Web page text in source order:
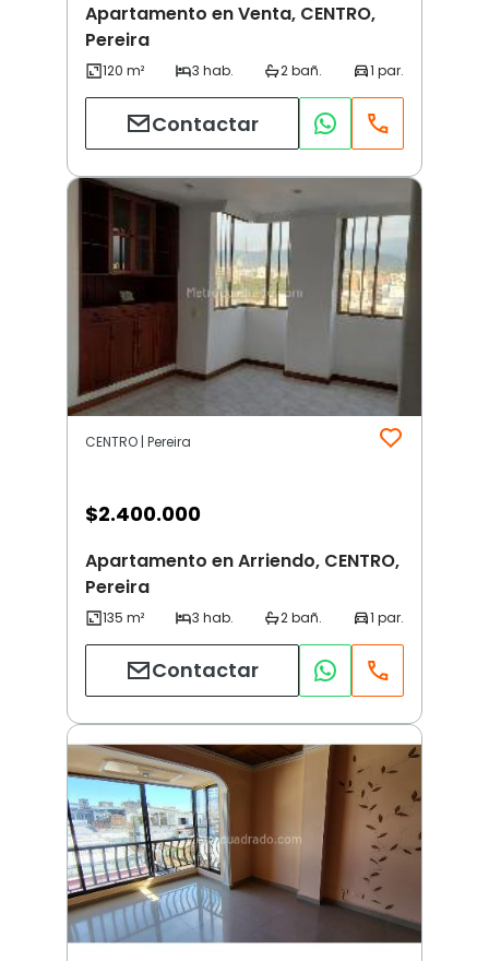
Apartamento en Venta, CENTRO,
Pereira
Contactar
CENTRO | Pereira
$2.400.000
Apartamento en Arriendo, CENTRO,
Pereira
Contactar